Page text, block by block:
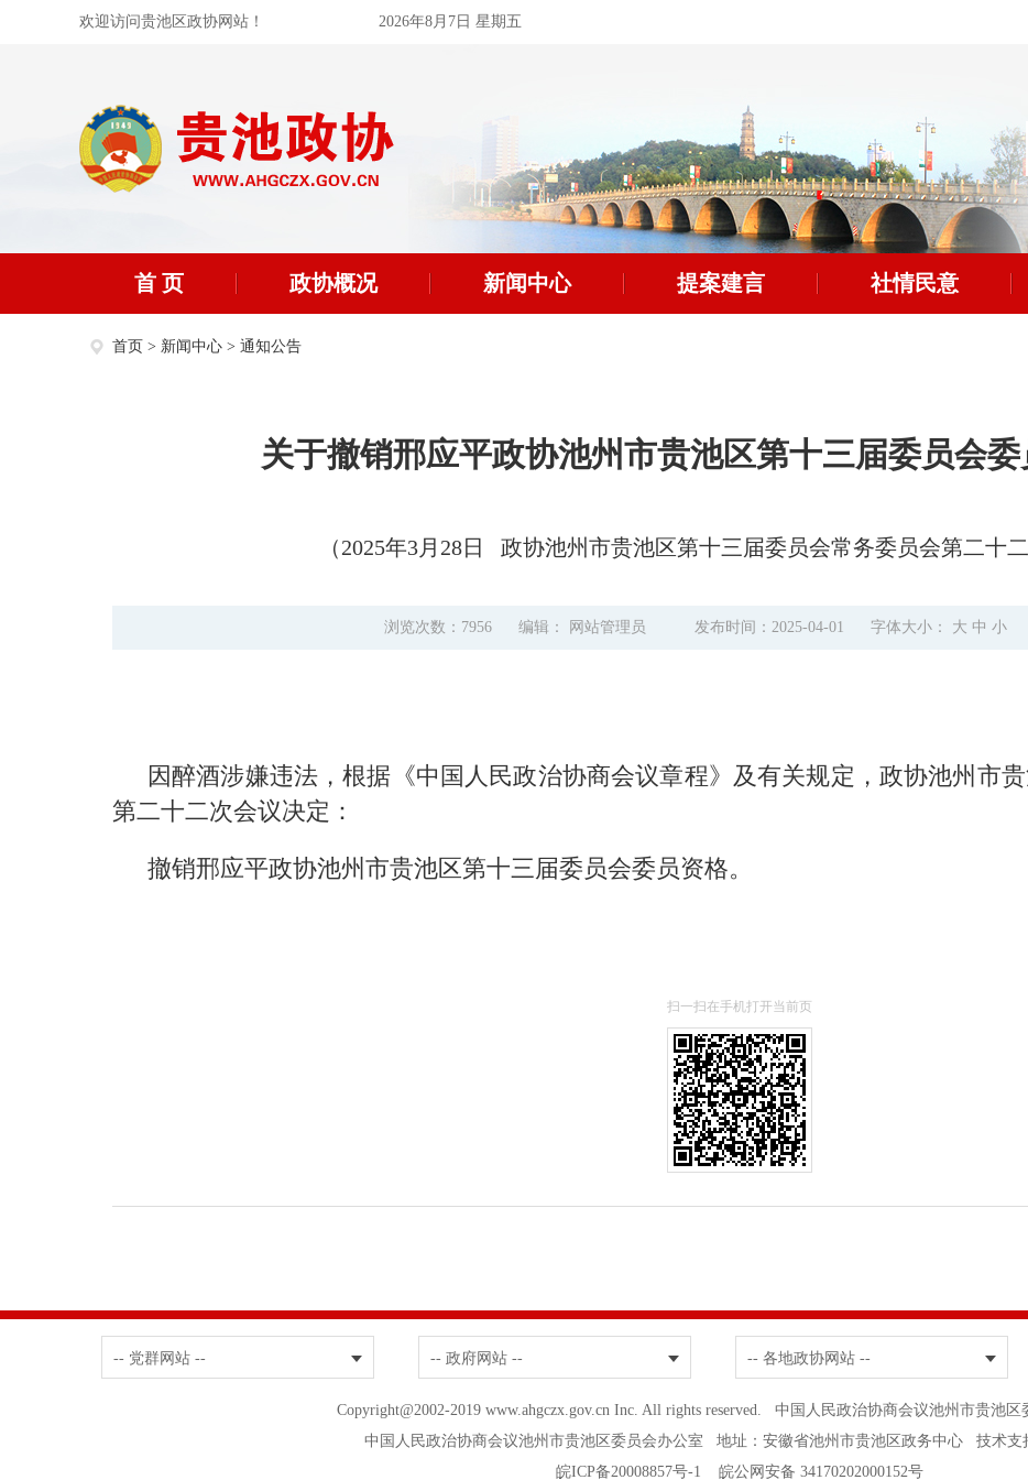
欢迎访问贵池区政协网站！ 2026年8月7日 星期五
首 页 政协概况 新闻中心 提案建言 社情民意
首页 > 新闻中心 > 通知公告
关于撤销邢应平政协池州市贵池区第十三届委员会
（2025年3月28日 政协池州市贵池区第十三届委员会常务委员会第二十二
浏览次数：7956 编辑： 网站管理员 发布时间：2025-04-01 字体大小： 大 中 小
因醉酒涉嫌违法，根据《中国人民政治协商会议章程》及有关规定，政协池州市
第二十二次会议决定：
撤销邢应平政协池州市贵池区第十三届委员会委员资格。
扫一扫在手机打开当前页
-- 党群网站 -- -- 政府网站 -- -- 各地政协网站 --
Copyright@2002-2019 www.ahgczx.gov.cn Inc. All rights reserved. 中国人民政治协商会议池州市贵池
中国人民政治协商会议池州市贵池区委员会办公室 地址：安徽省池州市贵池区政务中心 技术支
皖ICP备20008857号-1 皖公网安备 34170202000152号